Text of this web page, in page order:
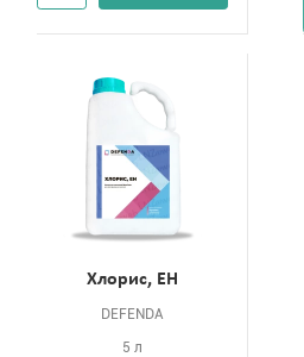
Хлорис, ЕН
DEFENDA
5 л